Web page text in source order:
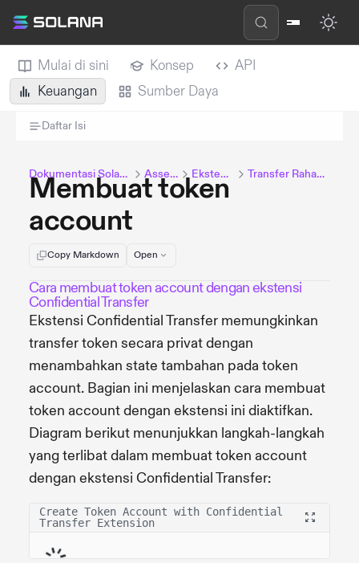
Mulai di sini Konsep
API
Keuangan
Sumber Daya
Daftar Isi
Dokumentasi Solana Assets Ekstensi Transfer Rahasia
Membuat token
account
Copy Markdown Open
Cara membuat token account dengan ekstensi
Confidential Transfer
Ekstensi Confidential Transfer memungkinkan
transfer token secara privat dengan
menambahkan state tambahan pada token
account. Bagian ini menjelaskan cara membuat
token account dengan ekstensi ini diaktifkan.
Diagram berikut menunjukkan langkah-langkah
yang terlibat dalam membuat token account
dengan ekstensi Confidential Transfer:
Create Token Account with Confidential
Transfer Extension